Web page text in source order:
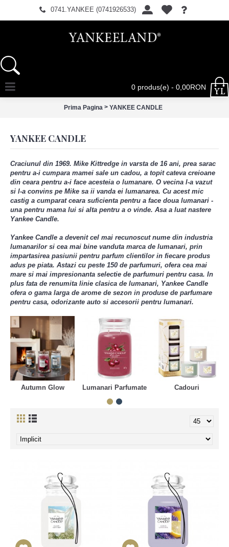
0741.YANKEE (0741926533)
0 produs(e) - 0,00RON
Prima Pagina > YANKEE CANDLE
YANKEE CANDLE
Craciunul din 1969. Mike Kittredge in varsta de 16 ani, prea sarac
pentru a-i cumpara mamei sale un cadou, a topit cateva creioane
din ceara pentru a-i face acesteia o lumanare. O vecina l-a vazut
si l-a convins pe Mike sa ii vanda ei lumanarea. Cu acest mic
castig a cumparat ceara suficienta pentru a face doua lumanari -
una pentru mama lui si alta pentru a o vinde. Asa a luat nastere
Yankee Candle.
Yankee Candle a devenit cel mai recunoscut nume din industria
lumanarilor si cea mai bine vanduta marca de lumanari, prin
impartasirea pasiunii pentru parfum clientilor in fiecare produs
adus pe piata. Astazi cu peste 150 de parfumuri, ofera cea mai
mare si mai impresionanta selectie de parfumuri pentru casa. In
plus fata de renumita linie clasica de lumanari, Yankee Candle
ofera o gama larga de arome de sezon in produse de parfumare
pentru casa, odorizante auto si accesorii pentru lumanari.
Autumn Glow Lumanari Parfumate Cadouri